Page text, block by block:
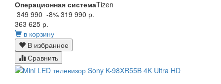
Операционная системаTizen
349 990 -8% 319 990 р.
363 625 р.
в корзину
В избранное
Сравнить